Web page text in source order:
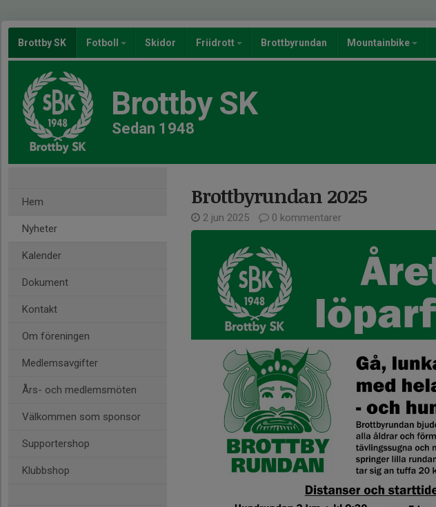
Brottby SK Fotboll Skidor Friidrott Brottbyrundan Mountainbike
Brottby SK
Sedan 1948
Hem
Nyheter
Kalender
Dokument
Kontakt
Om föreningen
Medlemsavgifter
Års- och medlemsmöten
Välkommen som sponsor
Supportershop
Klubbshop
Brottbyrundan 2025
2 jun 2025 0 kommentarer